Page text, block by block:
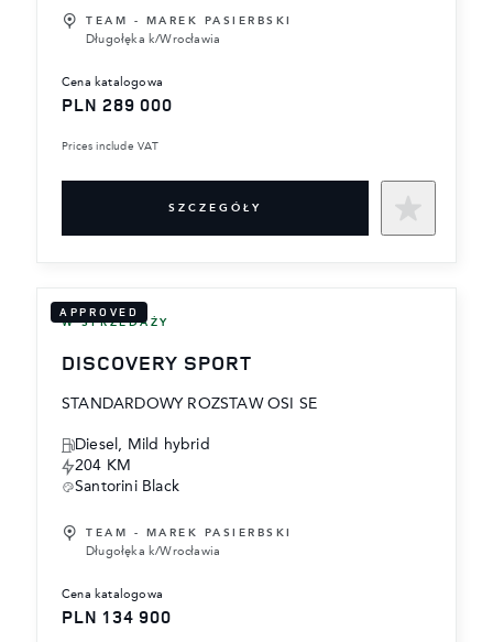
TEAM - MAREK PASIERBSKI
Długołęka k/Wrocławia
cena katalogowa
PLN 289 000
Prices include VAT
SZCZEGÓŁY
APPROVED
W SPRZEDAŻY
DISCOVERY SPORT
STANDARDOWY ROZSTAW OSI SE
Diesel, Mild hybrid
204 KM
Santorini Black
TEAM - MAREK PASIERBSKI
Długołęka k/Wrocławia
cena katalogowa
PLN 134 900